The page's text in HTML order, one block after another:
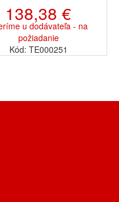
138,38 €
u dodávateľa - na
požiadanie
Kód: TE000251